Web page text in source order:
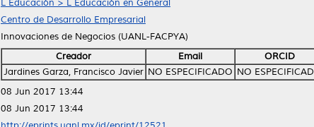
L Educación > L Educación en General
Centro de Desarrollo Empresarial
Innovaciones de Negocios (UANL-FACPYA)
Creador Email
ORCID
Jardines Garza, Francisco Javier NO ESPECIFICADO NO
08 Jun 2017 13:44
08 Jun 2017 13:44